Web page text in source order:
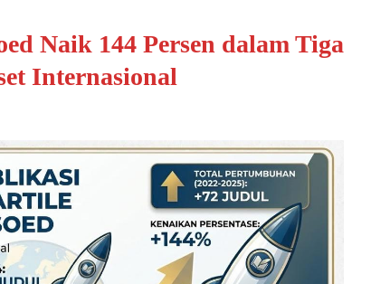
Naik 144 Persen dalam Tiga
Internasional